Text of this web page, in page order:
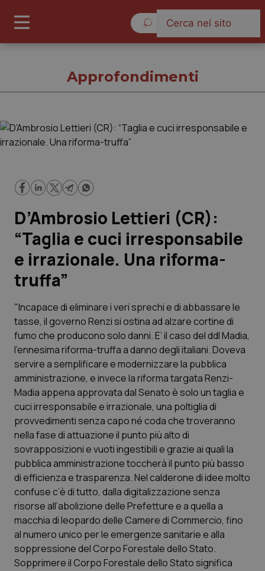
Governo e Parlamento
Regioni e Asl
Lavoro e Professioni
Studi e Analisi
Lettere al direttore
Edizioni Regionali
QS Pro
Professionisti Sanitari.AI
Abruzzo
Basilicata
Calabria
QS Pro Gold
Artrite & artrosi
Asma & BPCO
QS Club Newsletter
Approfondimenti
D’Ambrosio Lettieri (CR):
“Taglia e cuci irresponsabile
e irrazionale. Una riforma-
truffa”
"Incapace di eliminare i veri sprechi e di abbassare le
tasse, il governo Renzi si ostina ad alzare cortine di
fumo che producono solo danni. E’ il caso del ddl Madia,
l’ennesima riforma-truffa a danno degli italiani. Doveva
servire a semplificare e modernizzare la pubblica
amministrazione, e invece la riforma targata Renzi-
Madia appena approvata dal Senato è solo un taglia e
cuci irresponsabile e irrazionale, una poltiglia di
provvedimenti senza capo né coda che troveranno
nella fase di attuazione il punto più alto di
sovrapposizioni e vuoti ingestibili e grazie ai quali la
pubblica amministrazione toccherà il punto più basso
di efficienza e trasparenza. Nel calderone di idee molto
confuse c’è di tutto, dalla digitalizzazione senza
risorse all’abolizione delle Prefetture e a quella a
macchia di leopardo delle Camere di Commercio, fino
al numero unico per le emergenze sanitarie e alla
soppressione del Corpo Forestale dello Stato.
Sopprimere il Corpo Forestale dello Stato significa